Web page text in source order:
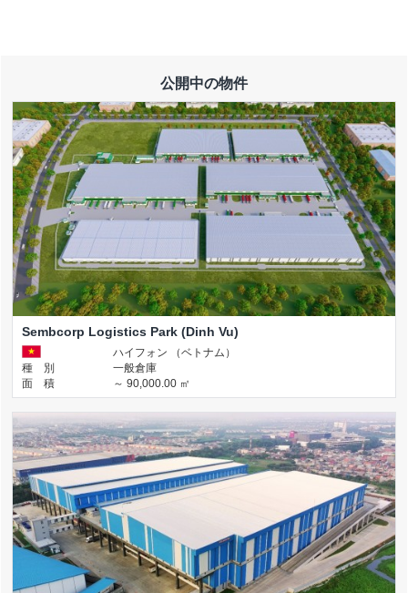
公開中の物件
Sembcorp Logistics Park (Dinh Vu)
ハイフォン （ベトナム）
種 別
一般倉庫
面 積
～ 90,000.00 ㎡